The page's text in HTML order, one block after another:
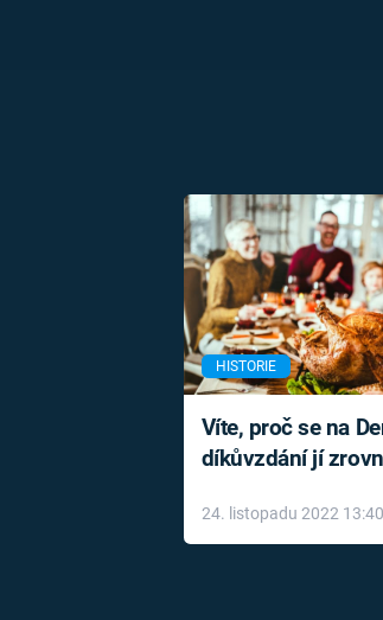
HISTORIE
Víte, proč se na
díkůvzdání jí
24. listopadu 2022 13:40